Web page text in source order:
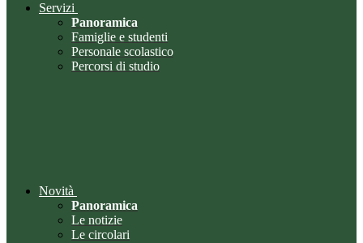
Servizi
Panoramica
Famiglie e studenti
Personale scolastico
Percorsi di studio
Novità
Panoramica
Le notizie
Le circolari